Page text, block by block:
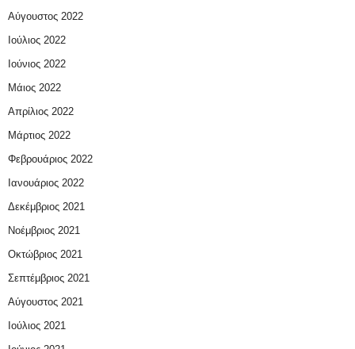
Αύγουστος 2022
Ιούλιος 2022
Ιούνιος 2022
Μάιος 2022
Απρίλιος 2022
Μάρτιος 2022
Φεβρουάριος 2022
Ιανουάριος 2022
Δεκέμβριος 2021
Νοέμβριος 2021
Οκτώβριος 2021
Σεπτέμβριος 2021
Αύγουστος 2021
Ιούλιος 2021